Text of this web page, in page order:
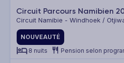
Circuit Parcours Namibien
Circuit Namibie - Windhoek /
Twyfelfontein / Swakopmund /
NOUVEAUTÉ
8 nuits
Pension selon